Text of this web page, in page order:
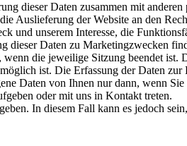
dieser Daten zusammen mit
Auslieferung der Website an den
unserem Interesse, die
dieser Daten zu Marketingzwecken
die jeweilige Sitzung beendet ist.
ist. Die Erfassung der Daten
Daten von Ihnen nur dann, wenn
oder mit uns in Kontakt treten.
In diesem Fall kann es jedoch